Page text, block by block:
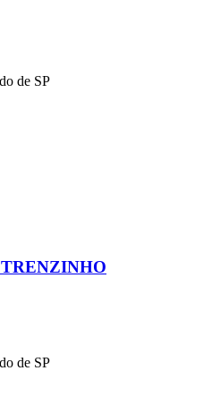
de SP
de SP